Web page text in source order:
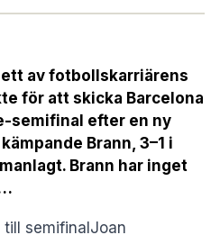
av fotbollskarriärens
för att skicka Barcelona
semifinal efter en ny
Brann, 3–1 i
Brann har inget
till semifinalJoan